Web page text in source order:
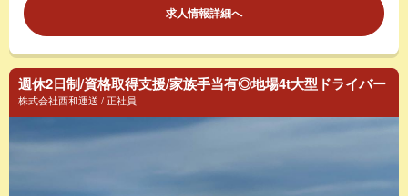
求人情報詳細へ
週休2日制/資格取得支援/家族手当有◎地場4t大型ドライバー
株式会社西和運送 / 正社員